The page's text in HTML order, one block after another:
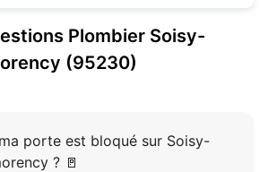
Plombier Soisy-
(95230)
porte est bloqué sur Soisy-
? 🚪